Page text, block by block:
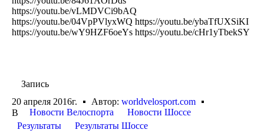
https://youtu.be/vLMDVCi9bAQ
https://youtu.be/04VpPVlyxWQ https://youtu.be/ybaTfUXSiKI
https://youtu.be/wY9HZF6oeYs https://youtu.be/cHr1yTbekSY
Запись
20 апреля 2016г.
Автор: worldvelosport.com
В
Новости Велоспорта
Новости Шоссе
Результаты
Результаты Шоссе